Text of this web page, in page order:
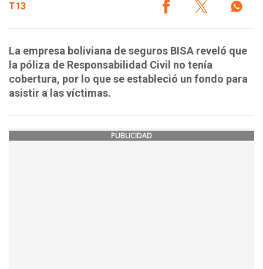
T13
La empresa boliviana de seguros BISA reveló que
la póliza de Responsabilidad Civil no tenía
cobertura, por lo que se estableció un fondo para
asistir a las víctimas.
PUBLICIDAD